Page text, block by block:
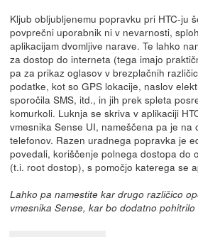
Kljub obljubljenemu popravku pri HTC-ju
povprečni uporabnik ni v nevarnosti,
aplikacijam dvomljive narave. Te lahko
za dostop do interneta (tega imajo
pa za prikaz oglasov v brezplačnih
podatke, kot so GPS lokacije, naslov
sporočila SMS, itd., in jih prek spleta
komurkoli. Luknja se skriva v aplikaciji
vmesnika Sense UI, nameščena pa je na
telefonov. Razen uradnega popravka je
povedali, koriščenje polnega dostopa do
(t.i. root dostop), s pomočjo katerega se
Lahko pa namestite kar drugo različico
vmesnika Sense, kar bo dodatno pohitrilo